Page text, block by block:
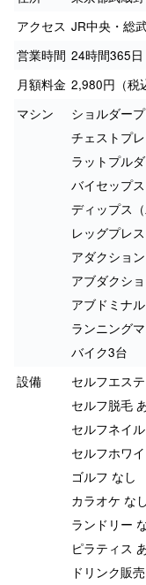
アクセス JR中央・総
営業時間 24時間365日
月額料金 2,980円（税
マシン
ショルダー
チェストプ
ラットプル
バイセップ
ディップス
レッグプレ
アダクショ
アブダクシ
アブドミナ
ランニング
バイク3台
設備
セルフエス
セルフ脱毛
セルフネイ
セルフホワ
ゴルフ なし
カラオケ なし
ランドリー
ピラティス
ドリンク販